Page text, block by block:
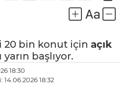
20 bin konut için açık
başlıyor.
18:30
18:32